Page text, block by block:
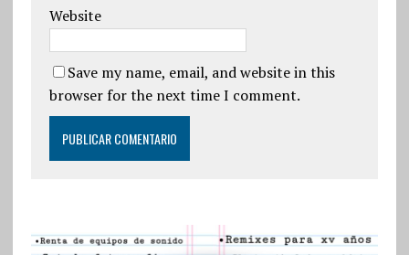
Website
Save my name, email, and website in this
browser for the next time I comment.